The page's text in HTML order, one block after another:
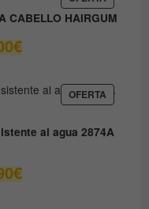
8.90€.
EN
OFERTA
CABELLO HAIRGUM
€El
precio
es:
OFERTA
EN
al agua 2874A
€El
precio